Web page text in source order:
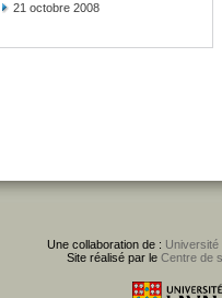
21 octobre 2008
Une collaboration de : Université
Site réalisé par le Centre de